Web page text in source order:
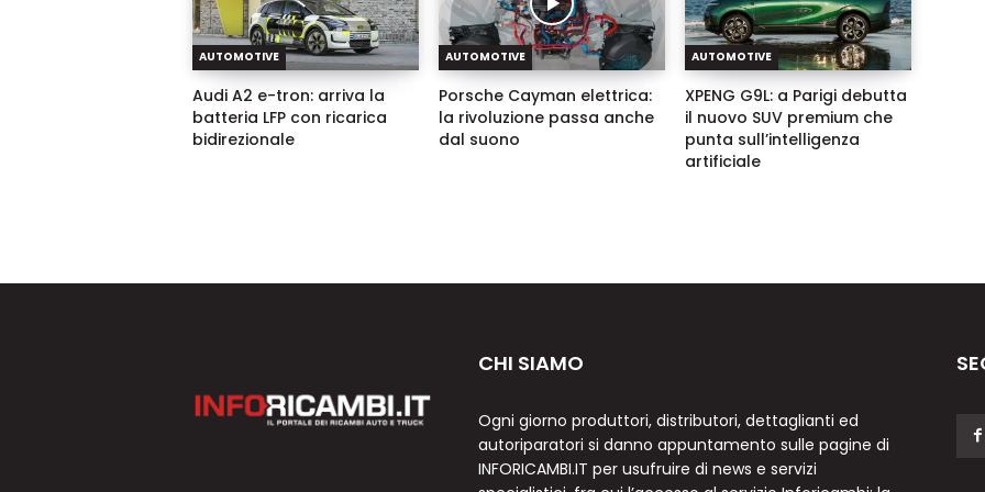
AUTOMOTIVE
Audi A2 e-tron: arriva la
batteria LFP con ricarica
bidirezionale
AUTOMOTIVE
Porsche Cayman elettrica:
la rivoluzione passa anche
dal suono
AUTOMOTIVE
XPENG G9L: a Parigi debutta
il nuovo SUV premium che
punta sull’intelligenza
artificiale
CHI SIAMO
Ogni giorno produttori, distributori, dettaglianti ed
autoriparatori si danno appuntamento sulle pagine di
INFORICAMBI.IT per usufruire di news e servizi